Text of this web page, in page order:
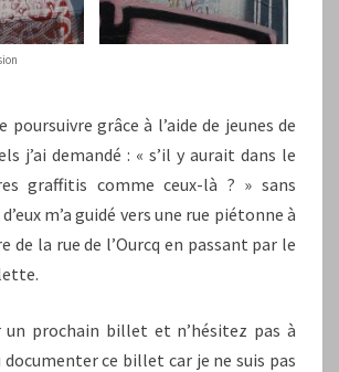
poursuivre grâce à l’aide de jeunes de
j’ai demandé : « s’il y aurait dans le
graffitis comme ceux-là ? » sans
m’a guidé vers une rue piétonne à
de la rue de l’Ourcq en passant par le
un prochain billet et n’hésitez pas à
ce billet car je ne suis pas